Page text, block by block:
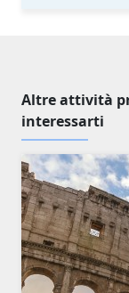
Altre attività
interessarti